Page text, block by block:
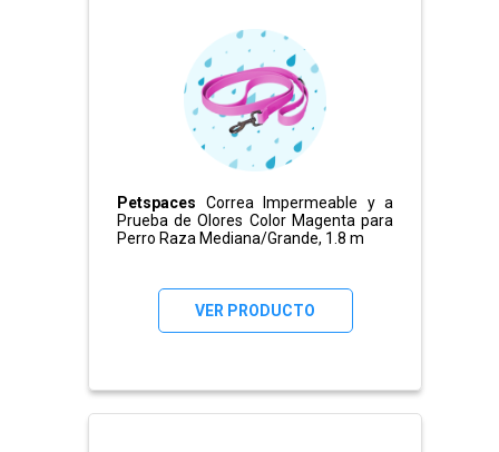
Petspaces Correa Impermeable y a
Prueba de Olores Color Magenta para
Perro Raza Mediana/Grande, 1.8 m
VER PRODUCTO